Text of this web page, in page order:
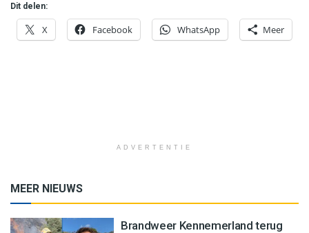
Dit delen:
X Facebook WhatsApp Meer
ADVERTENTIE
MEER NIEUWS
Brandweer Kennemerland terug